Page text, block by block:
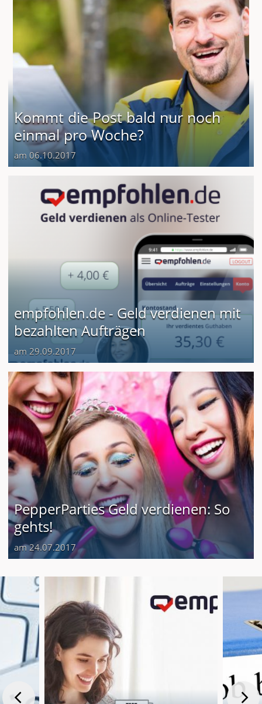
Kommt die Post bald nur noch
einmal pro Woche?
am 06.10.2017
empfohlen.de - Geld verdienen mit
bezahlten Aufträgen
am 29.09.2017
PepperParties Geld verdienen: So
gehts!
am 24.07.2017